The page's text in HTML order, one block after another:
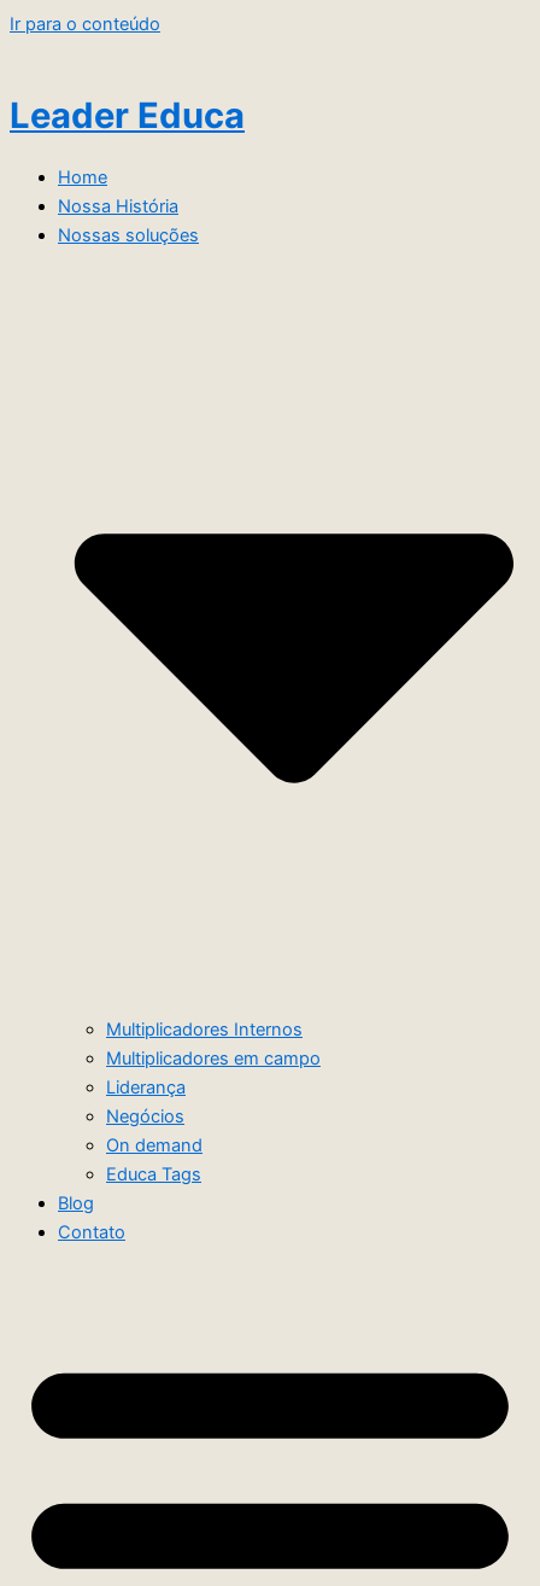
Ir para o conteúdo
Leader Educa
Home
Nossa História
Nossas soluções
Multiplicadores Internos
Multiplicadores em campo
Liderança
Negócios
On demand
Educa Tags
Blog
Contato